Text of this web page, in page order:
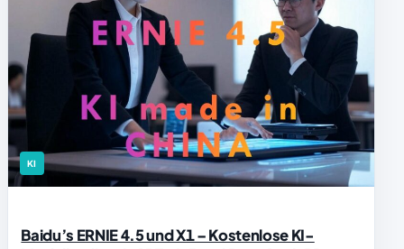
KI
Baidu’s ERNIE 4.5 und X1 – Kostenlose KI-